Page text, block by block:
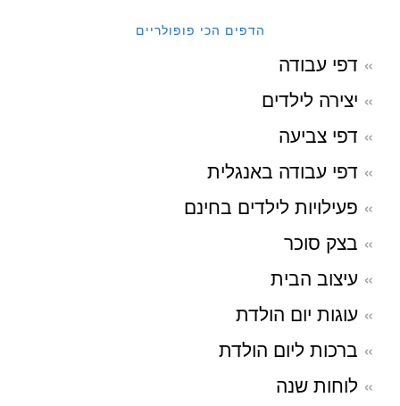
הדפים הכי פופולריים
דפי עבודה
יצירה לילדים
דפי צביעה
דפי עבודה באנגלית
פעילויות לילדים בחינם
בצק סוכר
עיצוב הבית
עוגות יום הולדת
ברכות ליום הולדת
לוחות שנה